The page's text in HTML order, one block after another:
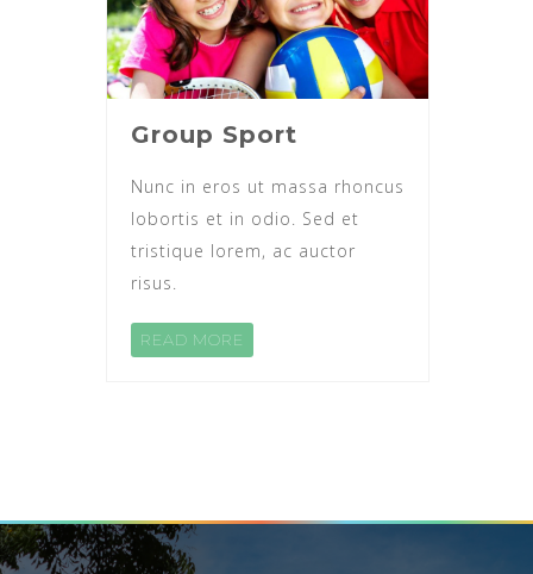
Group Sport
Nunc in eros ut massa rhoncus
lobortis et in odio. Sed et
tristique lorem, ac auctor
risus.
READ MORE